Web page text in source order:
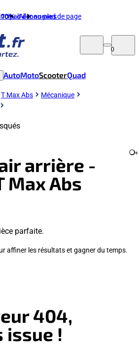
Aller au pied de page
70%d'économies
0
AutoMotoScooterQuad
T Max Abs
Mécanique
arrière -
Max Abs
+
parfaite.
affiner les résultats et gagner du temps.
404,
issue !